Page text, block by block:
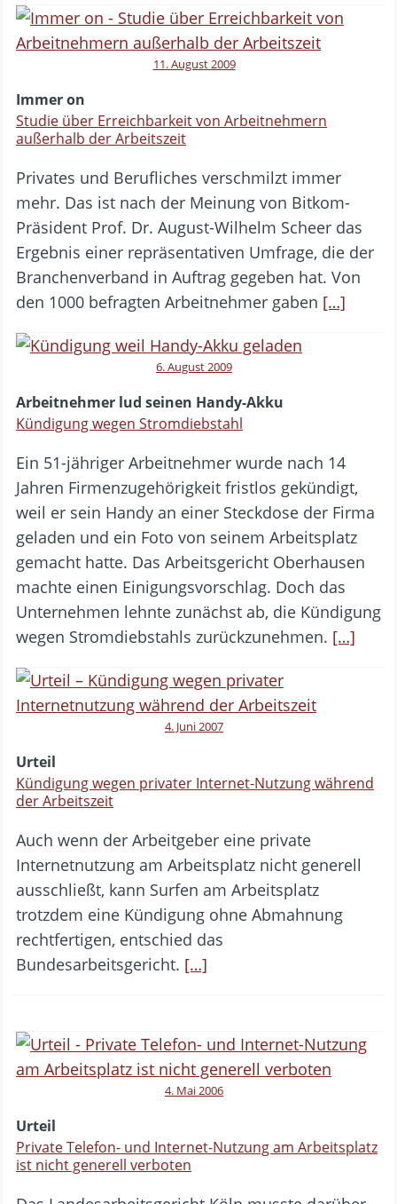
11. August 2009
Immer on
Studie über Erreichbarkeit von Arbeitnehmern
außerhalb der Arbeitszeit
Privates und Berufliches verschmilzt immer
mehr. Das ist nach der Meinung von Bitkom-
Präsident Prof. Dr. August-Wilhelm Scheer das
Ergebnis einer repräsentativen Umfrage, die der
Branchenverband in Auftrag gegeben hat. Von
den 1000 befragten Arbeitnehmer gaben […]
6. August 2009
Arbeitnehmer lud seinen Handy-Akku
Kündigung wegen Stromdiebstahl
Ein 51-jähriger Arbeitnehmer wurde nach 14
Jahren Firmenzugehörigkeit fristlos gekündigt,
weil er sein Handy an einer Steckdose der Firma
geladen und ein Foto von seinem Arbeitsplatz
gemacht hatte. Das Arbeitsgericht Oberhausen
machte einen Einigungsvorschlag. Doch das
Unternehmen lehnte zunächst ab, die Kündigung
wegen Stromdiebstahls zurückzunehmen. […]
4. Juni 2007
Urteil
Kündigung wegen privater Internet-Nutzung während
der Arbeitszeit
Auch wenn der Arbeitgeber eine private
Internetnutzung am Arbeitsplatz nicht generell
ausschließt, kann Surfen am Arbeitsplatz
trotzdem eine Kündigung ohne Abmahnung
rechtfertigen, entschied das
Bundesarbeitsgericht. […]
4. Mai 2006
Urteil
Private Telefon- und Internet-Nutzung am Arbeitsplatz
ist nicht generell verboten